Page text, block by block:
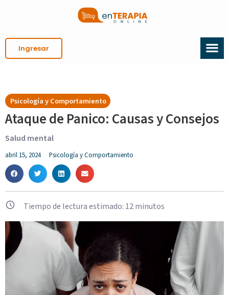
Ingresar
Psicología y Comportamiento
Ataque de Panico: Causas y Consejos
Salud mental
abril 15, 2024 Psicología y Comportamiento
Tiempo de lectura estimado: 12minutos